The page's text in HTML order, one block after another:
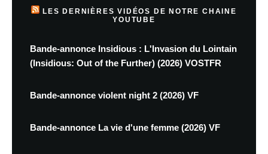
LES DERNIÈRES VIDÉOS DE NOTRE CHAINE
YOUTUBE
Bande-annonce Insidious : L'Invasion du Lointain
(Insidious: Out of the Further) (2026) VOSTFR
Bande-annonce violent night 2 (2026) VF
Bande-annonce La vie d'une femme (2026) VF